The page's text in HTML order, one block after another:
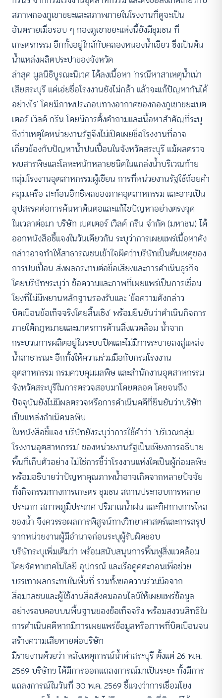
สภาพกองภูเขาขยะและสภาพภายในโรงงานที่ดูจะเป็น
อันตรายเมื่อรอบ ๆ กองภูเขาขยะแห่งนี้ยังมีชุมชน ที่
เกษตรกรรม อีกทัังอยู่ใกล้กับคลองหนองน้ำเขียว ซึ่งเป็นต้น
น้ำแหล่งผลิตประปาของจังหวัด
ล่าสุด มูลนิธิบูรณะนิเวศ ได้ลงเนื้อหา ‘กรณีหาสาเหตุน้ำเน่า
เสียสระบุรี แค่เอ่ยชื่อโรงงานยังไม่กล้า แล้วจะแก้ปัญหากันได้
อย่างไร’ โดยมีภาพประกอบทางอากาศของกองภูเขาขยะเบต
เตอร์ เวิลด์ กรีน โดยมีการตั้งคำถามและเนื้อหาสำคัญที่ระบุ
ถึงว่าเหตุใดหน่วยงานรัฐจึงไม่เปิดเผยชื่อโรงงานที่อาจ
เกี่ยวข้องกับปัญหาน้ำปนเปื้อนในจังหวัดสระบุรี แม้ผลตรวจ
พบสารพิษและโลหะหนักหลายชนิดในแกล่งน้ำบริเวณท้าย
กลุ่มโรงงานอุตสาหกรรมผู้เขียน การที่หน่วยงานรัฐใช้ถ้อยคำ
คลุมเครือ สะท้อนอิทธิพลของภาคอุตสาหกรรม และอาจเป็น
อุปสรรคต่อการค้นหาต้นตอและแก้ไขปัญหาอย่างตรงจุด
ในเวลาต่อมา บริษัท เบตเตอร์ เวิลด์ กรีน จำกัด (มหาชน) ได้
ออกหนังสือชี้แจงในวันเดียวกัน ระบุว่าการเผยแพร่เนื้อหาดัง
กล่าวอาจทำให้สาธารณชนเข้าใจผิดว่าบริษัทเป็นต้นเหตุของ
การปนเปื้อน ส่งผลกระทบต่อชื่อเสียงและการดำเนินธุรกิจ
โดยบริษัทฯระบุว่า ข้อความและภาพที่เผยแพร่เป็นการเชื่อม
โยงที่ไม่มีพยานหลักฐานรองรับและ ‘ข้อความดังกล่าว
บิดเบือนข้อเท็จจริงโดยสิ้นเชิง’ พร้อมยืนยันว่าดำเนินกิจการ
ภายใต้กฎหมายและมาตรการด้านสิ่งแวดล้อม น้ำจาก
กระบวนการผลิตอยู่ในระบบปิดและไม่มีการระบายลงสู่แหล่ง
น้ำสาธารณะ อีกทั้งให้ความร่วมมือกับกรมโรงงาน
อุตสาหกรรม กรมควบคุมมลพิษ และสำนักงานอุตสาหกรรม
จังหวัดสระบุรีในการตรวจสอบมาโดยตลอด โดยจนถึง
ปัจจุบันยังไม่มีผลตรวจหรือการดำเนินคดีที่ยืนยันว่าบริษัท
เป็นแหล่งกำเนิดมลพิษ
ในหนังสือชี้แจง บริษัทยังระบุว่าการใช้คำว่า ‘บริเวณกลุ่ม
โรงงานอุตสาหกรรม’ ของหน่วยงานรัฐเป็นเพียงการอธิบาย
พื้นที่เก็บตัวอย่าง ไม่ใช่การชี้ว่าโรงงานแห่งใดเป็นผู้ก่อมลพิษ
พร้อมอธิบายว่าปัญหาคุณภาพน้ำอาจเกิดจากหลายปัจจัย
ทั้งกิจกรรมทางการเกษตร ชุมชน สถานประกอบการหลาย
ประเภท สภาพภูมิประเทศ ปริมาณน้ำฝน และทิศทางการไหล
ของน้ำ จึงควรรอผลการพิสูจน์ทางวิทยาศาสตร์และการสรุป
จากหน่วยงานผู้มีอำนาจก่อนระบุผู้รับผิดชอบ
บริษัทระบุเพิ่มเติมว่า พร้อมสนับสนุนการฟื้นฟูสิ่งแวดล้อม
โดยจัดหาเทคโนโลยี อุปกรณ์ และเรือดูดตะกอนเพื่อช่วย
บรรเทาผลกระทบในพื้นที่ รวมทั้งขอความร่วมมือจาก
สื่อมวลชนและผู้ใช้งานสื่อสังคมออนไลน์ให้เผยแพร่ข้อมูล
อย่างรอบคอบบนพื้นฐานของข้อเท็จจริง พร้อมสงวนสิทธิใน
การดำเนินคดีหากมีการเผยแพร่ข้อมูลหรือภาพที่บิดเบือนจน
สร้างความเสียหายต่อบริษัท
มีรายงานด้วยว่า หลังเหตุการณ์น้ำดำสระบุรี ตั้งแต่ 26 พ.ค.
2569 บริษัทฯ ได้มีการออกแถลงการณ์มาเป็นระยะ ทั้งมีการ
แถลงการณ์ในวันที่ 30 พ.ค. 2569 ชี้แจงว่าการเชื่อมโยง